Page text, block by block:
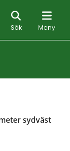
Sök Meny
Sök
sydväst